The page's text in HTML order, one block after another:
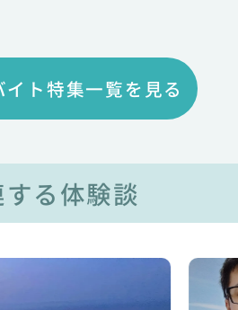
イト特集一覧を見る
る体験談